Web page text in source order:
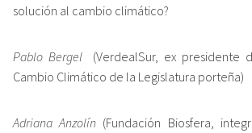
solución al cambio climático?
Pablo Bergel (VerdealSur, ex presidente
Cambio Climático de la Legislatura porteña)
Adriana Anzolín (Fundación Biosfera,